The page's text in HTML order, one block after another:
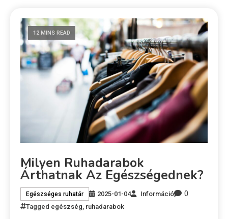
12 MINS READ
Milyen Ruhadarabok
Árthatnak Az Egészségednek?
Egészséges ruhatár 2025-01-04 Információ 0
Tagged egészség, ruhadarabok